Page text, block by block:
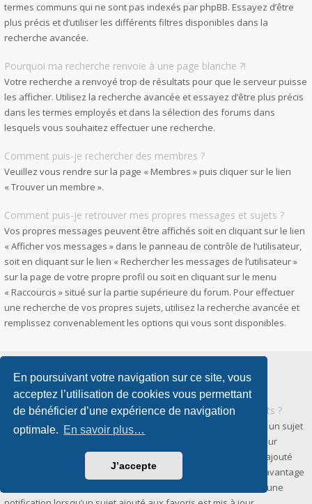
En poursuivant votre navigation sur ce site, vous
acceptez l’utilisation de cookies vous permettant
de bénéficier d’une expérience de navigation
optimale. En savoir plus…
J’accepte
termes communs qui ne sont pas indexés par phpBB. Essayez d’être
plus précis et d’utiliser les différents filtres disponibles dans la
recherche avancée.
Pourquoi ma recherche renvoie à une page blanche ?!
Votre recherche a renvoyé trop de résultats pour que le serveur puisse
les afficher. Utilisez la recherche avancée et essayez d’être plus précis
dans les termes employés et dans la sélection des forums dans
lesquels vous souhaitez effectuer une recherche.
Comment puis-je rechercher des membres ?
Veuillez vous rendre sur la page « Membres » puis cliquer sur le lien
« Trouver un membre ».
Comment puis-je retrouver mes propres messages et sujets ?
Vos propres messages peuvent être affichés soit en cliquant sur le lien
« Afficher vos messages » dans le panneau de contrôle de l’utilisateur,
soit en cliquant sur le lien « Rechercher les messages de l’utilisateur »
sur la page de votre propre profil ou soit en cliquant sur le menu
« Raccourcis » situé sur la partie supérieure du forum. Pour effectuer
une recherche de vos propres sujets, utilisez la recherche avancée et
remplissez convenablement les options qui vous sont disponibles.
Favoris et abonnements
Quelle est la différence entre les favoris et les abonnements ?
Dans phpBB 3.0, la fonctionnalité qui vous permettait d’ajouter un sujet
aux favoris était similaire à celle présente dans votre navigateur
internet. Vous ne receviez aucune notification lorsqu’un sujet ajouté
aux favoris était mis à jour. Dans phpBB 3.2, les favoris sont davantage
similaires aux abonnements. Vous pouvez à présent recevoir une